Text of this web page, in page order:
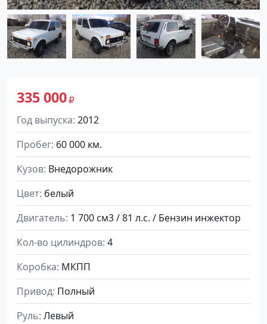
335 000
Год выпуска 2012
Пробег 60 000 км.
Кузов Внедорожник
Цвет белый
Двигатель 1 700 см3 / 81 л.с. / Бензин инжектор
Кол-во цилиндров 4
Коробка МКПП
Привод Полный
Руль Левый